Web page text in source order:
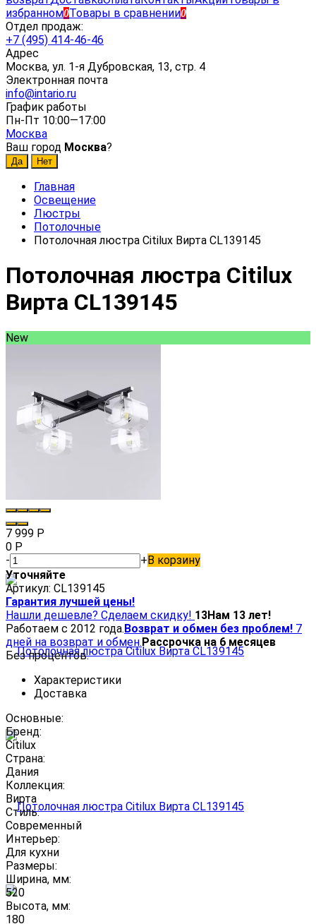
избранном0Товары в сравнении0
Отдел продаж:
+7 (495) 414-46-46
Адрес
Москва, ул. 1-я Дубровская, 13, стр. 4
Электронная почта
info@intario.ru
График работы
Пн-Пт 10:00—17:00
Москва
Ваш город Москва?
Главная
Освещение
Люстры
Потолочные
Потолочная люстра Citilux Вирта CL139145
Потолочная люстра Citilux
Вирта CL139145
New
7 999 Р
0 Р
-
+В корзину
Уточняйте
Артикул: CL139145
Гарантия лучшей цены!
Нашли дешевле? Сделаем скидку! 13Нам 13 лет!
Работаем с 2012 года.Возврат и обмен без проблем! 7
дней на возврат и обмен.Рассрочка на 6 месяцев
Без процентов.
Характеристики
Доставка
Основные:
Бренд:
Citilux
Страна:
Дания
Коллекция:
Вирта
Стиль:
Современный
Интерьер:
Для кухни
Размеры:
Ширина, мм:
520
Высота, мм:
180